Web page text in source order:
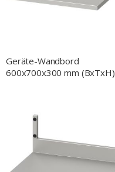
Geräte-Wandbord
600x700x300 mm (BxTxH)